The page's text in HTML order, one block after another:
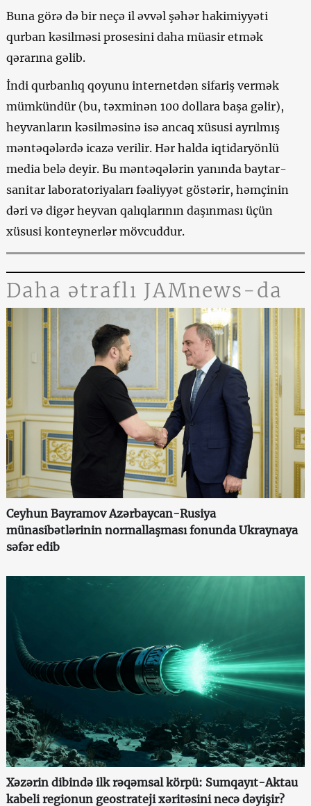
Buna görə də bir neçə il əvvəl şəhər hakimiyyəti
qurban kəsilməsi prosesini daha müasir etmək
qərarına gəlib.
İndi qurbanlıq qoyunu internetdən sifariş vermək
mümkündür (bu, təxminən 100 dollara başa gəlir),
heyvanların kəsilməsinə isə ancaq xüsusi ayrılmış
məntəqələrdə icazə verilir. Hər halda iqtidaryönlü
media belə deyir. Bu məntəqələrin yanında baytar-
sanitar laboratoriyaları fəaliyyət göstərir, həmçinin
dəri və digər heyvan qalıqlarının daşınması üçün
xüsusi konteynerlər mövcuddur.
Daha ətraflı JAMnews-da
Ceyhun Bayramov Azərbaycan-Rusiya
münasibətlərinin normallaşması fonunda Ukraynaya
səfər edib
Xəzərin dibində ilk rəqəmsal körpü: Sumqayıt-Aktau
kabeli regionun geostrateji xəritəsini necə dəyişir?